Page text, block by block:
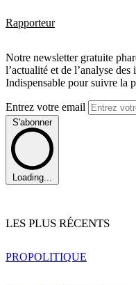
Rapporteur
Notre newsletter gratuite
l’actualité et de l’analyse
Indispensable pour suivre la
Entrez votre email
S'abonner
Loading...
LES PLUS RÉCENTS
PROPOLITIQUE